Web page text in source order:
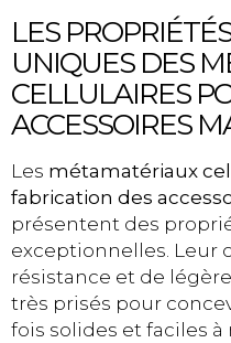
LES
UNIQUES DES
CELLULAIRES
ACCESSOIRES
Les métamatériaux
fabrication des
présentent des
exceptionnelles. Leur
résistance et de
très prisés pour
fois solides et faciles